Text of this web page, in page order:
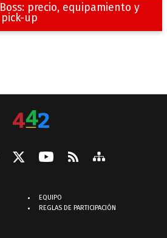
precio, equipamiento y
up
EQUIPO
REGLAS DE PARTICIPACIÓN